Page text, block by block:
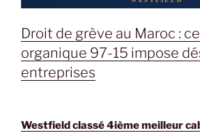
Droit de grève au Maroc :
organique 97-15 impose
entreprises
Westfield classé 4ième meilleur